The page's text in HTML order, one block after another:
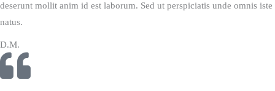
deserunt mollit anim id est laborum. Sed ut perspiciatis unde omnis iste
natus.
D.M.